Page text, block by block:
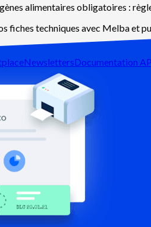
NewslettersDocumentation
alimentaires obligatoires :
fiches techniques avec Melba et